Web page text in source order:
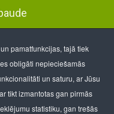
, Rīga, LV-1021
25402502
2
pamatfunkcijas, tajā tiek
obligāti nepieciešamās
un saturu, ar Jūsu
tikt izmantotas gan pirmās
statistiku, gan trešās